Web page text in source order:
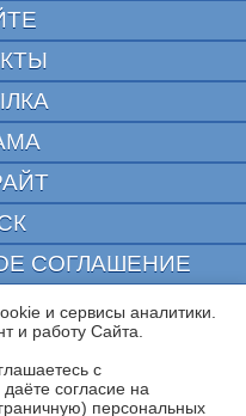
СОГЛАШЕНИЕ
CURATOR
"3ДНьюс" | Свидетельство о
законодательства в сфере
культурного наследия
и сервисы аналитики.
и работу Cайта.
с
даёте согласие на
персональных